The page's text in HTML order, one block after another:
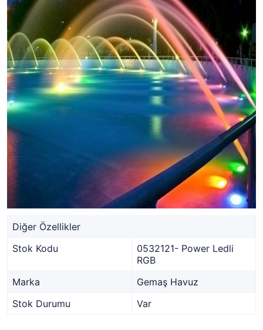
Diğer Özellikler
Stok Kodu
0532121- Power Ledli
RGB
Marka
Gemaş Havuz
Stok Durumu
Var